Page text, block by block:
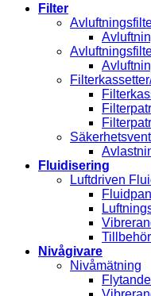
Filter
Fluidisering
Luftdriven
Nivågivare
Nivåmätning